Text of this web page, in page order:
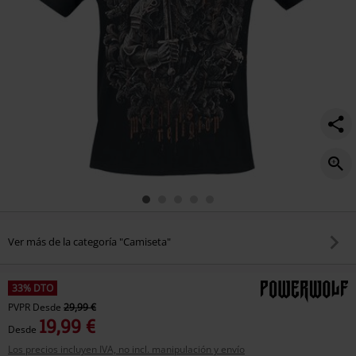
Ver más de la categoría "Camiseta"
33% DTO
PVPR Desde 29,99 €
Desde 19,99 €
Los precios incluyen IVA, no incl. manipulación y envío